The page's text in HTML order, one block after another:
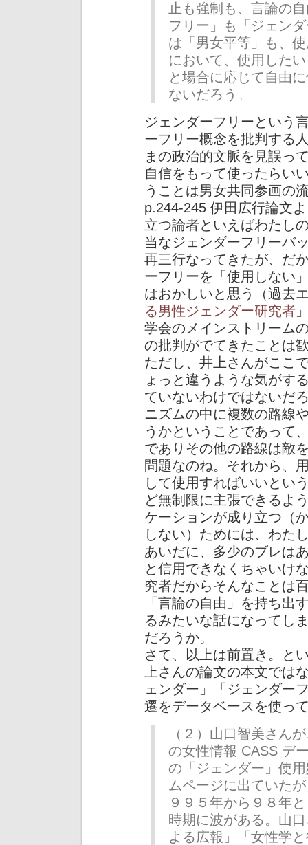
止も強制も、言論の
フリー」も「ジェン
は「男女平等」も、
において、使用した
と場合に応じて自由
ないだろう。
ジェンダーフリーという
ーフリー概念を批判する
まの政治的文脈を見誤っ
自信をもって使ったらい
うことは男女共同参画の
p.244-245 伊田広行論文
立つ論者といえばわたし
当なジェンダーフリーバ
再三行なってきたが、だ
ーフリーを「使用しない
はおかしいと思う（過去
る男性ジェンダー研究者
学会のメインストリーム
の批判がでてきたことは
ただし、井上さんがここ
ょっと違うような気がす
ていないわけではないだ
ニズムの中に複数の路線
うかということであって
でありその他の路線は敵
問題なのね。それから、
して使用すればいいとい
ど無制限に主張できるよ
ケーションが成り立つ（
しない）ためには、わた
あいだに、多少のブレは
と信用できなくちゃいけ
究者だからそんなことは
「言論の自由」を持ち出
るみたいな話になってし
だろうか。
さて、以上は前置き。と
上さんの論文の本文では
ェンダー」「ジェンダー
遷をデータベースを使っ
（２）山口智美さん
の女性情報 CASS デ
の「ジェンダー」使
ムページに出ていた
９９５年から９８年
時期に波がある。山
よる広報」「女性学